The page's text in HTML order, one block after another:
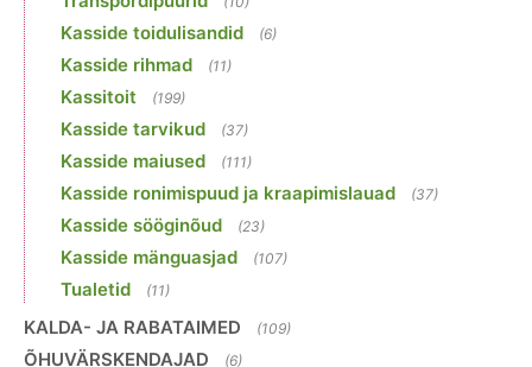
Kasside toidulisandid (6)
Kasside rihmad (11)
Kassitoit (199)
Kasside tarvikud (37)
Kasside maiused (111)
Kasside ronimispuud ja kraapimislauad (37)
Kasside sööginõud (23)
Kasside mänguasjad (107)
Tualetid (11)
KALDA- JA RABATAIMED (109)
ÕHUVÄRSKENDAJAD (6)